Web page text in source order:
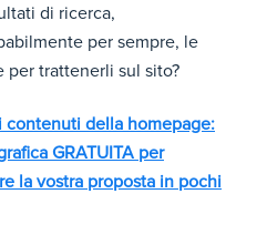
di ricerca,
per sempre, le
per trattenerli sul sito?
contenuti della homepage:
GRATUITA per
la vostra proposta in pochi